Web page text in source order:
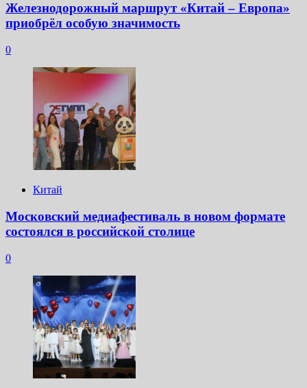
Железнодорожный маршрут «Китай – Европа»
приобрёл особую значимость
0
Китай
Московский медиафестиваль в новом формате
состоялся в российской столице
0